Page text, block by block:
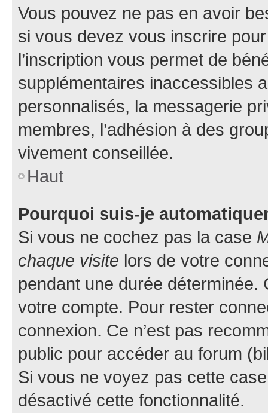
Vous pouvez ne pas en avoir
si vous devez vous inscrire
l’inscription vous permet de
supplémentaires inaccessibles
personnalisés, la messagerie
membres, l’adhésion à des
vivement conseillée.
Haut
Pourquoi suis-je
Si vous ne cochez pas la case
chaque visite lors de votre
pendant une durée déterminée.
votre compte. Pour rester
connexion. Ce n’est pas
public pour accéder au forum
Si vous ne voyez pas cette
désactivé cette fonctionnalité.